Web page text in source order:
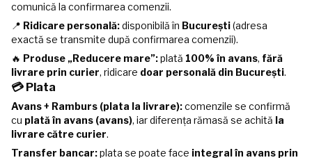
comunică la confirmarea comenzii.
📍 Ridicare personală:disponibilă în București(adresa
exactă se transmite după confirmarea comenzii).
🔥 Produse „Reducere mare”:plată 100% în avans, fără
livrare prin curier, ridicare doar personală din București.
💳 Plata
Avans + Ramburs (plata la livrare):comenzile se confirmă
cu plată în avans (avans), iar diferența rămasă se achită la
livrare către curier.
Transfer bancar:plata se poate face integral în avans prin